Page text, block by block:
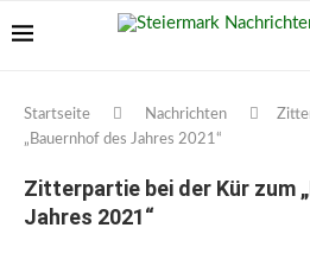
Startseite Nachrichten
„Bauernhof des Jahres 2021“
Zitterpartie bei der Kür zum
Jahres 2021“